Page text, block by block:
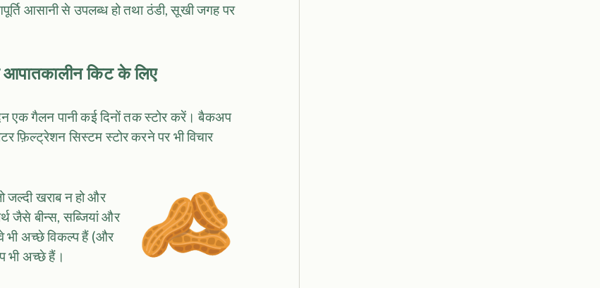
आसानी से उपलब्ध हो तथा ठंडी, सूखी जगह पर
किट के लिए
एक गैलन पानी कई दिनों तक स्टोर करें। बैकअप
फ़िल्ट्रेशन सिस्टम स्टोर करने पर भी विचार
जल्दी खराब न हो और
जैसे बीन्स, सब्जियां और
भी अच्छे विकल्प हैं (और
भी अच्छे हैं।